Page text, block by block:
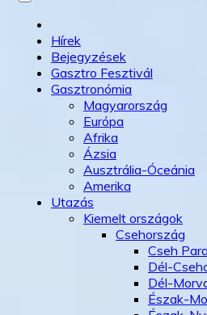
Hírek
Bejegyzések
Gasztro Fesztivál
Gasztronómia
Magyarország
Európa
Afrika
Ázsia
Ausztrália-Óceánia
Amerika
Utazás
Kiemelt országok
Csehország
Cseh
Dél-
Dél-
Észak-